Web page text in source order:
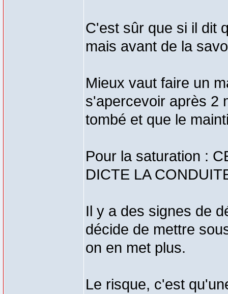
C'est sûr que si il dit
mais avant de la
Mieux vaut faire un
s'apercevoir après 2
tombé et que le
Pour la saturation :
DICTE LA
Il y a des signes de
décide de mettre
on en met plus.
Le risque, c'est